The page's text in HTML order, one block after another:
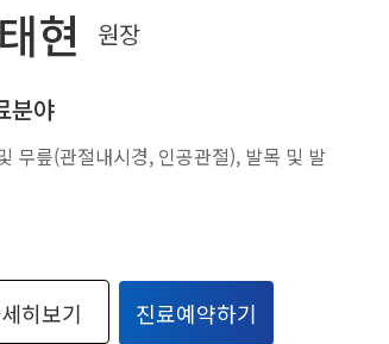
현 원장
분야
무릎(관절내시경, 인공관절), 발목 및 발
히보기 진료예약하기